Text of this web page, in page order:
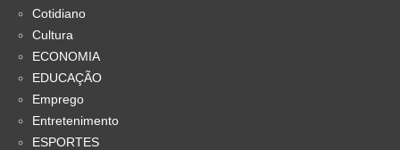
Cotidiano
Cultura
ECONOMIA
EDUCAÇÃO
Emprego
Entretenimento
ESPORTES